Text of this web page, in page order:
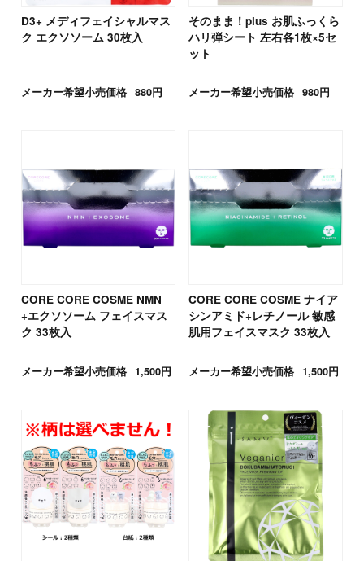
D3+ メディフェイシャルマス
ク エクソソーム 30枚入
メーカー希望小売価格 880円
そのまま！plus お肌ふっくら
ハリ弾シート 左右各1枚×5セ
ット
メーカー希望小売価格 980円
CORE CORE COSME NMN
+エクソソーム フェイスマス
ク 33枚入
メーカー希望小売価格 1,500円
CORE CORE COSME ナイア
シンアミド+レチノール 敏感
肌用フェイスマスク 33枚入
メーカー希望小売価格 1,500円